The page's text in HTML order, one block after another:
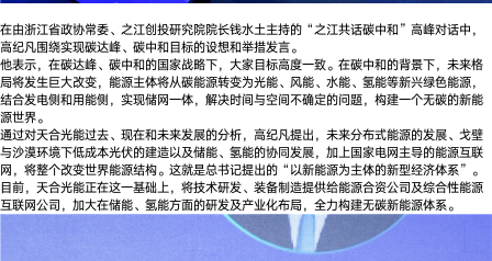
在由浙江省政协常委、之江创投研究院院长钱水土主持的“之江共话碳中和”高峰对话中，
高纪凡围绕实现碳达峰、碳中和目标的设想和举措发言。
他表示，在碳达峰、碳中和的国家战略下，大家目标高度一致。在碳中和的背景下，未来格
局将发生巨大改变，能源主体将从碳能源转变为光能、风能、水能、氢能等新兴绿色能源，
结合发电侧和用能侧，实现储网一体，解决时间与空间不确定的问题，构建一个无碳的新能
源世界。
通过对天合光能过去、现在和未来发展的分析，高纪凡提出，未来分布式能源的发展、戈壁
与沙漠环境下低成本光伏的建造以及储能、氢能的协同发展，加上国家电网主导的能源互联
网，将整个改变世界能源结构。这就是总书记提出的“以新能源为主体的新型经济体系”。
目前，天合光能正在这一基础上，将技术研发、装备制造提供给能源合资公司及综合性能源
互联网公司，加大在储能、氢能方面的研发及产业化布局，全力构建无碳新能源体系。